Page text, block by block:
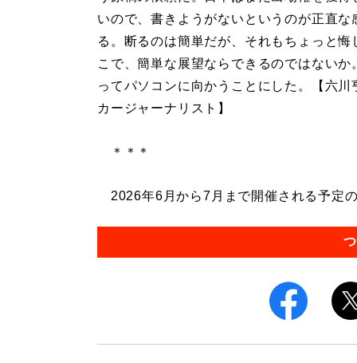
いので、書きようがないというのが正直な
る。断るのは簡単だが、それもちょっと悔
こで、簡単な展望ならできるのではないか
ってパソコンに向かうことにした。【六川
カージャーナリスト】
＊＊＊
2026年6月から7月まで開催される予定